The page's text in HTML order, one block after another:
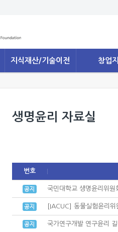
지식재산/기술이전 창업
생명윤리 자료실
번호
국민대학교 생명윤리위
[IACUC] 동물실험윤리
국가연구개발 연구윤리